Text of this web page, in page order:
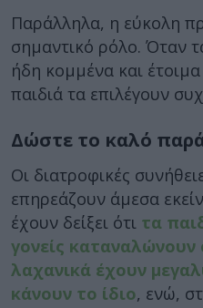
Παράλληλα, η εύκολη
σημαντικό ρόλο. Όταν
ήδη κομμένα και
παιδιά τα επιλέγουν
Δώστε το καλό
Οι διατροφικές
επηρεάζουν άμεσα
έχουν δείξει ότι τα
γονείς
λαχανικά έχουν
κάνουν το ίδιο, ενώ,